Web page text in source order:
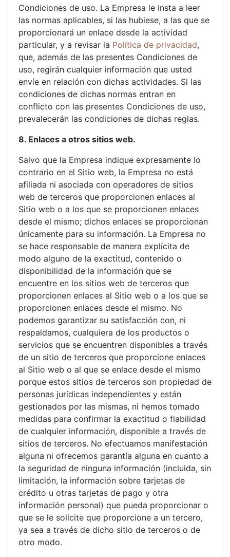
Condiciones de uso. La Empresa le insta a leer
las normas aplicables, si las hubiese, a las que se
proporcionará un enlace desde la actividad
particular, y a revisar la Política de privacidad,
que, además de las presentes Condiciones de
uso, regirán cualquier información que usted
envíe en relación con dichas actividades. Si las
condiciones de dichas normas entran en
conflicto con las presentes Condiciones de uso,
prevalecerán las condiciones de dichas reglas.
8. Enlaces a otros sitios web.
Salvo que la Empresa indique expresamente lo
contrario en el Sitio web, la Empresa no está
afiliada ni asociada con operadores de sitios
web de terceros que proporcionen enlaces al
Sitio web o a los que se proporcionen enlaces
desde el mismo; dichos enlaces se proporcionan
únicamente para su información. La Empresa no
se hace responsable de manera explícita de
modo alguno de la exactitud, contenido o
disponibilidad de la información que se
encuentre en los sitios web de terceros que
proporcionen enlaces al Sitio web o a los que se
proporcionen enlaces desde el mismo. No
podemos garantizar su satisfacción con, ni
respaldamos, cualquiera de los productos o
servicios que se encuentren disponibles a través
de un sitio de terceros que proporcione enlaces
al Sitio web o al que se enlace desde el mismo
porque estos sitios de terceros son propiedad de
personas jurídicas independientes y están
gestionados por las mismas, ni hemos tomado
medidas para confirmar la exactitud o fiabilidad
de cualquier información, disponible a través de
sitios de terceros. No efectuamos manifestación
alguna ni ofrecemos garantía alguna en cuanto a
la seguridad de ninguna información (incluida, sin
limitación, la información sobre tarjetas de
crédito u otras tarjetas de pago y otra
información personal) que pueda proporcionar o
que se le solicite que proporcione a un tercero,
ya sea a través de dicho sitio de terceros o de
otro modo.